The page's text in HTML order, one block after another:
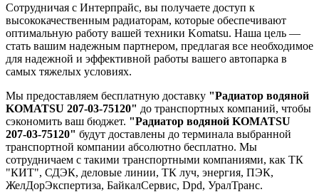
Сотрудничая с Интерпрайс, вы получаете доступ к
высококачественным радиаторам, которые обеспечивают
оптимальную работу вашей техники Komatsu. Наша цель —
стать вашим надежным партнером, предлагая все необходимое
для надежной и эффективной работы вашего автопарка в
самых тяжелых условиях.
Мы предоставляем бесплатную доставку "Радиатор водяной
KOMATSU 207-03-75120" до транспортных компаний, чтобы
сэкономить ваш бюджет. "Радиатор водяной KOMATSU
207-03-75120" будут доставлены до терминала выбранной
транспортной компании абсолютно бесплатно. Мы
сотрудничаем с такими транспортными компаниями, как ТК
"КИТ", СДЭК, деловые линии, ТК луч, энергия, ПЭК,
ЖелДорЭкспертиза, БайкалСервис, Dpd, УралТранс.